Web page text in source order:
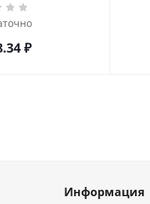
₽
Информация